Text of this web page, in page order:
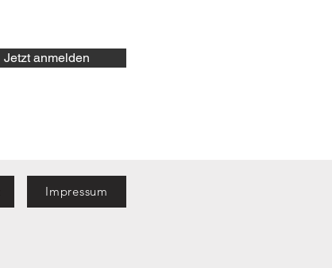
Jetzt anmelden
Impressum